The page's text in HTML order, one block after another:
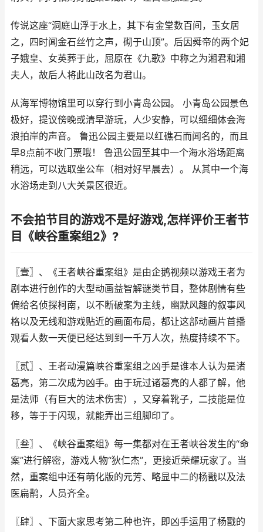
传说这座“洞庭山浮于水上，其下有金堂数百间，玉女居
之，四时闻金石丝竹之声，砌于山顶”。后因舜帝的两个妃
子娥皇、女英葬于此，屈原在《九歌》中称之为湘君和湘
夫人，故后人将此山改名为君山。
从海军博物馆里可以穿行到小青岛公园。 小青岛公园景色
极好，提议傍晚或清早游玩，人少安静，可以细细体会海
浪拍岸的声音。 鲁迅公园主要是以红礁石而闻名的，而且
早8点前不收门票哦！ 鲁迅公园至其中一个海水浴场距离
稍远，可以选取坐公车（相对好早晨去）。 从其中一个海
水浴场走到八大关景区很近。
不会拍节目的游戏不是好游戏,怎样评价王者节
目《峡谷重案组2》?
〖壹〗、《王者峡谷重案组》是由企鹅视频以游戏王者为
剧本进行创作的大型动画益智解谜类节目，整体剧情有些
偏给名侦探柯南，以不断破案为主线，幽默风趣的叙事风
格以及无线和游戏贴近的画面布局，都让这部动画片首播
观看人数一天便已经达到到一千万人次，热度持续不下。
〖贰〗、王者动漫篇峡谷重案组之凶手是谁本人认为是诸
葛亮，第二次成为凶手。由于玩过诸葛亮的人都了解，他
是法师（有巨大的法术伤害），又穿着靴子，二技能是位
移，等于于闪现，就能弄出三组脚印了。
〖叁〗、《峡谷重案组》每一集都对在王者峡谷发生的“命
案”进行解密，游戏人物“狄仁杰”，更接近荣耀玩家了。当
然，重案组中还有萌化版的元芳、略显中二的杨戬以及法
医扁鹊，人员齐全。
〖肆〗、下面大家思考第二种也许，即凶手运用了杨戬的